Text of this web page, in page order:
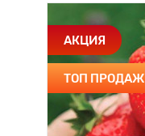
АКЦИЯ
ТОП ПРОДАЖ